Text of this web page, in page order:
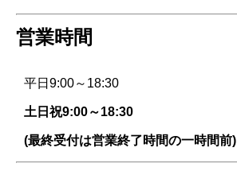
営業時間
平日9:00～18:30
土日祝9:00～18:30
(最終受付は営業終了時間の一時間前)